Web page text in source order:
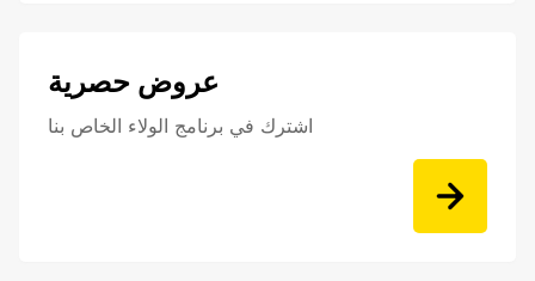
عروض حصرية
اشترك في برنامج الولاء الخاص بنا